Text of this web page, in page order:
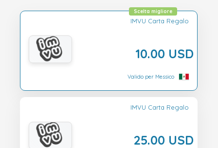
IMVU Carta Regalo
10.00 USD
Scelta migliore
Valido per Messico
IMVU Carta Regalo
25.00 USD